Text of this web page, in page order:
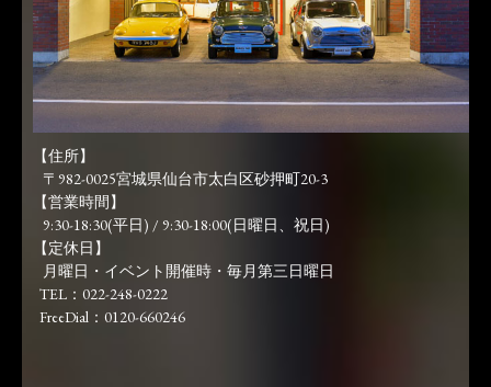
【住所】
〒982-0025宮城県仙台市太白区砂押町20-3
【営業時間】
9:30-18:30(平日) / 9:30-18:00(日曜日、祝日)
【定休日】
月曜日・イベント開催時・毎月第三日曜日
TEL：022-248-0222
FreeDial：0120-660246